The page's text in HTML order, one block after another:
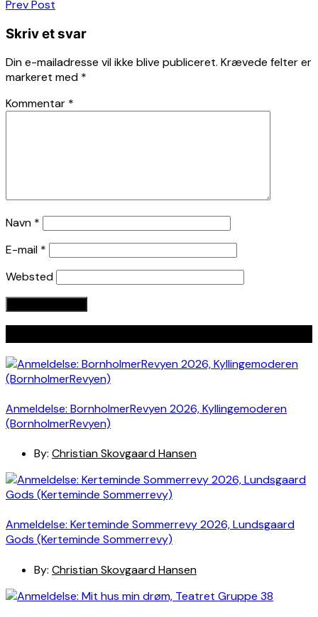
Indlægsnavigation
Prev Post
Skriv et svar
Din e-mailadresse vil ikke blive publiceret. Krævede felter er
markeret med *
Kommentar *
Navn *
E-mail *
Websted
Anmeldelse: BornholmerRevyen 2026, Kyllingemoderen
(BornholmerRevyen)
By: Christian Skovgaard Hansen
Anmeldelse: Kerteminde Sommerrevy 2026, Lundsgaard
Gods (Kerteminde Sommerrevy)
By: Christian Skovgaard Hansen